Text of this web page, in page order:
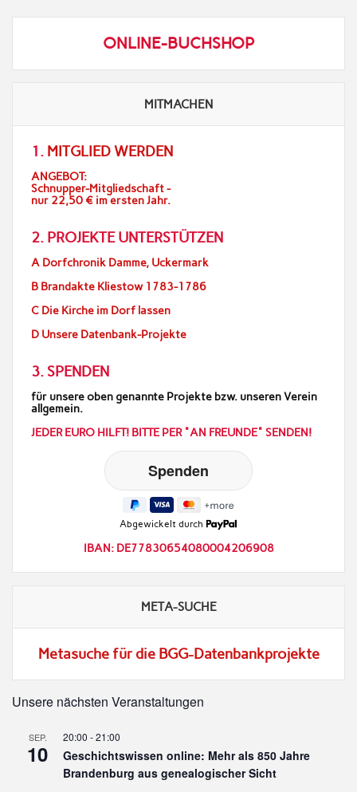
ONLINE-BUCHSHOP
MITMACHEN
1. MITGLIED WERDEN
ANGEBOT:
Schnupper-Mitgliedschaft -
nur 22,50 € im ersten Jahr.
2. PROJEKTE UNTERSTÜTZEN
A Dorfchronik Damme, Uckermark
B Brandakte Kliestow 1783-1786
C Die Kirche im Dorf lassen
D Unsere Datenbank-Projekte
3. SPENDEN
für unsere oben genannte Projekte bzw. unseren Verein
allgemein.
JEDER EURO HILFT! BITTE PER "AN FREUNDE" SENDEN!
Abgewickelt durch
IBAN: DE77830654080004206908
META-SUCHE
Metasuche für die BGG-Datenbankprojekte
Unsere nächsten Veranstaltungen
SEP.
10
20:00 -21:00
Geschichtswissen online: Mehr als 850 Jahre
Brandenburg aus genealogischer Sicht